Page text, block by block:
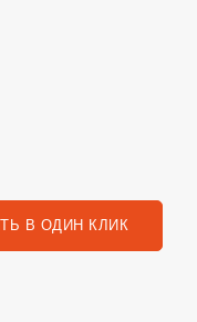
В ОДИН КЛИК